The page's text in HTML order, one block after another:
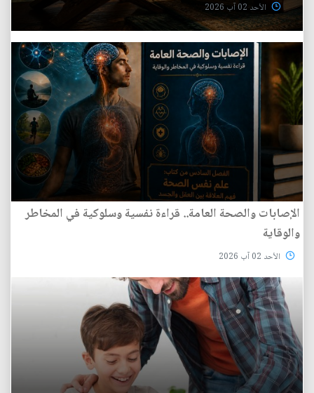
الأحد 02 آب 2026
الإصابات والصحة العامة.. قراءة نفسية وسلوكية في المخاطر
والوقاية
الأحد 02 آب 2026